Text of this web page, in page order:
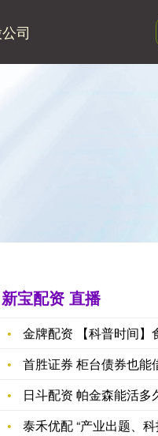
司
伊朗总统并未否认安全委员会秘书穆罕默德-巴盖尔·佐尔卡德尔已提出辞职的媒体报道，他表示：“我们之间确实存在一些分歧，目前正努力解决。”
伊朗总统并未否认安全
新宝配资 直播
金牌配资 【科普时间】食管
首胜证券 柜台债券也能借了
日斗配资 帕金森能活多久，步
泰禾优配 “产业出题、科技答